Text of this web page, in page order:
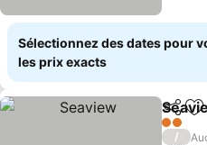
Sélectionnez des dates pour
les prix exacts
2 Étoiles
/